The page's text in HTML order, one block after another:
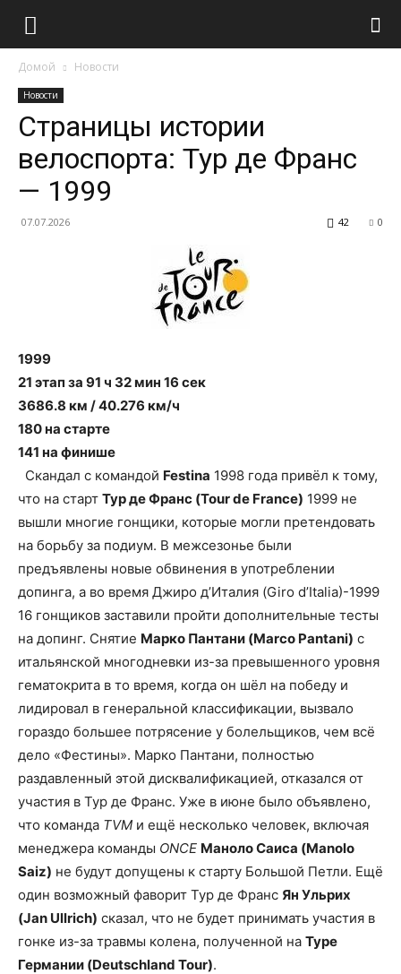
Домой Новости
Новости
Страницы истории
велоспорта: Тур де Франс
— 1999
07.07.2026 0
42
1999
21 этап за 91 ч 32 мин 16 сек
3686.8 км / 40.276 км/ч
180 на старте
141 на финише
Скандал с командой Festina 1998 года привёл к тому,
что на старт Тур де Франс (Tour de France) 1999 не
вышли многие гонщики, которые могли претендовать
на борьбу за подиум. В межсезонье были
предъявлены новые обвинения в употреблении
допинга, а во время Джиро д’Италия (Giro d’Italia)-1999
16 гонщиков заставили пройти дополнительные тесты
на допинг. Снятие Марко Пантани (Marco Pantani) с
итальянской многодневки из-за превышенного уровня
гематокрита в то время, когда он шёл на победу и
лидировал в генеральной классификации, вызвало
гораздо большее потрясение у болельщиков, чем всё
дело «Фестины». Марко Пантани, полностью
раздавленный этой дисквалификацией, отказался от
участия в Тур де Франс. Уже в июне было объявлено,
что команда TVM и ещё несколько человек, включая
менеджера команды ONCE Маноло Саиса (Manolo
Saiz) не будут допущены к старту Большой Петли. Ещё
один возможный фаворит Тур де Франс Ян Ульрих
(Jan Ullrich) сказал, что не будет принимать участия в
гонке из-за травмы колена, полученной на Туре
Германии (Deutschland Tour).